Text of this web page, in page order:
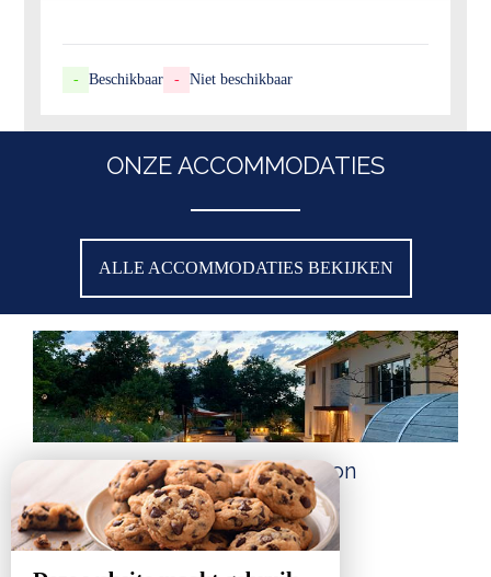
- Beschikbaar - Niet beschikbaar
ONZE ACCOMMODATIES
ALLE ACCOMMODATIES BEKIJKEN
CLOS DE LA FONTAINE (Maison
complète - 10 personnes)
Maximumcapaciteit: 10